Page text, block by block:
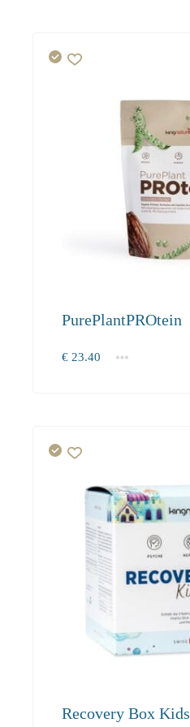
PurePlantPROtein
€ 23.40
1 2-3
4+
Recovery Box Kids